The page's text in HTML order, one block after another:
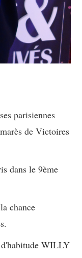
parisiennes
de Victoires
dans le 9ème
chance
WILLY